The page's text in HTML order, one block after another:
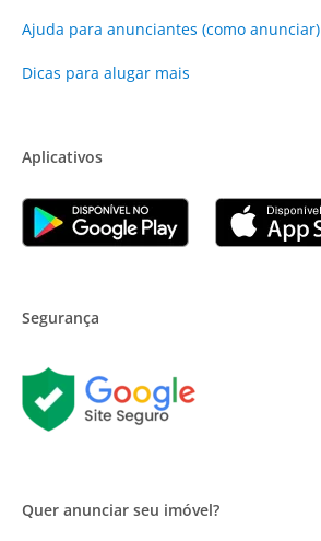
Ajuda para anunciantes (como anunciar)
Dicas para alugar mais
Aplicativos
Segurança
Quer anunciar seu imóvel?